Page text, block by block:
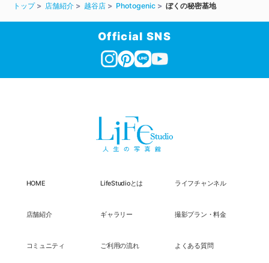
トップ 店舗紹介 越谷店 Photogenic ぼくの秘密基地
Official SNS
HOME LifeStudioとは ライフチャンネル
店舗紹介 ギャラリー 撮影プラン・料金
コミュニティ ご利用の流れ よくある質問